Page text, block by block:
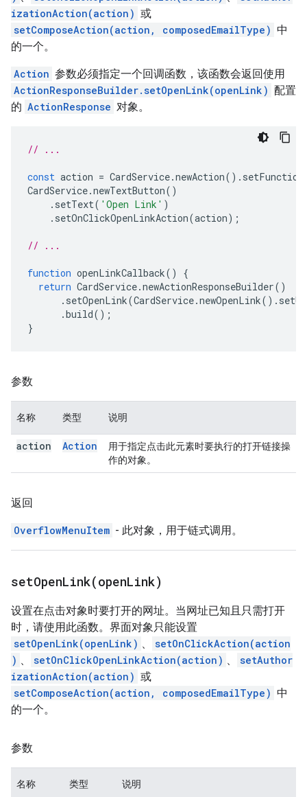
izationAction(action) 或
setComposeAction(action, composedEmailType) 中
的一个。
Action 参数必须指定一个回调函数，该函数会返回使用
ActionResponseBuilder.setOpenLink(openLink) 配置
的 ActionResponse 对象。
// ...
const action = CardService.newAction().
CardService.newTextButton()
. setText( 'Open Link' )
. setOnClickOpenLinkAction(action);
// ...
function openLinkCallback()
{
return CardService.newActionResponseBuilder()
. setOpenLink(CardService.newOpenLink().
.build();
}
参数
名称 类型 说明
action Action
用于指定点击此元素时要执行的打开链接操
作的对象。
返回
OverflowMenuItem - 此对象，用于链式调用。
setOpenLink(openLink)
设置在点击对象时要打开的网址。当网址已知且只需打开
时，请使用此函数。界面对象只能设置
setOpenLink(openLink) 、
setOnClickAction(action
) 、 setOnClickOpenLinkAction(action) 、
setAuthor
izationAction(action) 或
setComposeAction(action, composedEmailType) 中
的一个。
参数
名称 类型 说明